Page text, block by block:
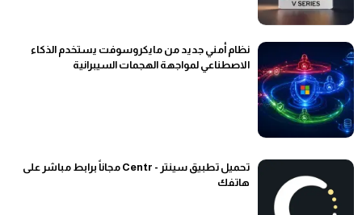
نظام أمني جديد من مايكروسوفت يستخدم الذكاء
الاصطناعي لمواجهة الهجمات السيبرانية
تحميل تطبيق سينتر - Centr مجاناً برابط مباشر على
هاتفك